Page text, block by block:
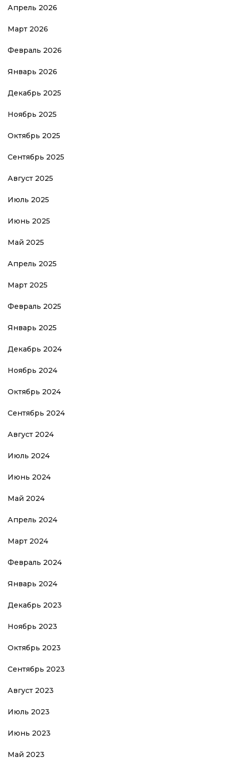
Апрель 2026
Март 2026
Февраль 2026
Январь 2026
Декабрь 2025
Ноябрь 2025
Октябрь 2025
Сентябрь 2025
Август 2025
Июль 2025
Июнь 2025
Май 2025
Апрель 2025
Март 2025
Февраль 2025
Январь 2025
Декабрь 2024
Ноябрь 2024
Октябрь 2024
Сентябрь 2024
Август 2024
Июль 2024
Июнь 2024
Май 2024
Апрель 2024
Март 2024
Февраль 2024
Январь 2024
Декабрь 2023
Ноябрь 2023
Октябрь 2023
Сентябрь 2023
Август 2023
Июль 2023
Июнь 2023
Май 2023